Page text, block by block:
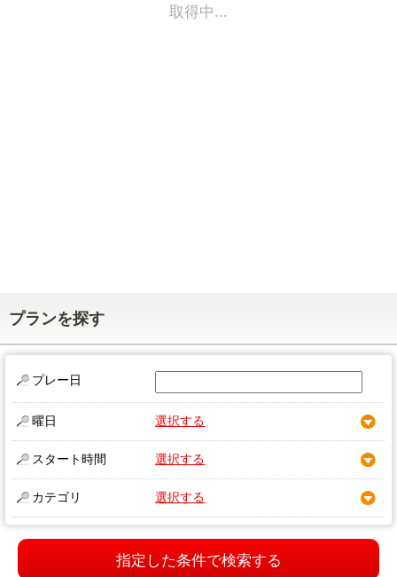
取得中...
プランを探す
プレー日
曜日 選択する
スタート時間 選択する
カテゴリ 選択する
指定した条件で検索する